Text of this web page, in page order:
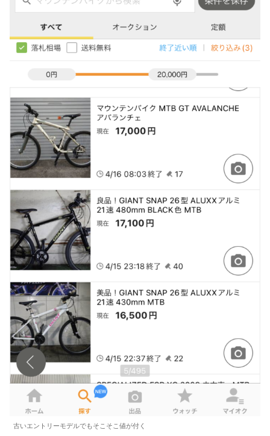
古いエントリーモデルでもそこそこ値が付く